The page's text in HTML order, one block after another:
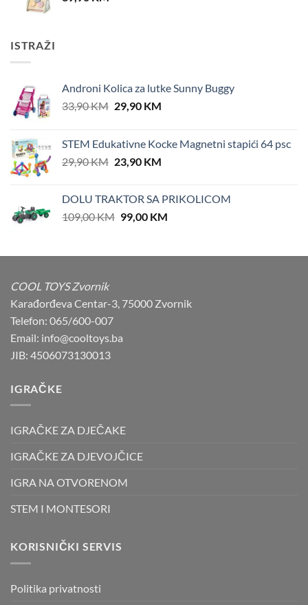
ISTRAŽI
Androni Kolica za lutke Sunny Buggy
33,90KM Original
33,90 KM.
29,90 KMCurrent
29,90 KM.
STEM Edukativne Kocke Magnetni stapići 64 psc
29,90KM Original
29,90 KM.
23,90 KMCurrent
23,90 KM.
DOLU TRAKTOR SA PRIKOLICOM
109,00KM Original
109,00 KM.
99,00 KMCurrent
99,00 KM.
COOL TOYS Zvornik
Karađorđeva Centar-3, 75000 Zvornik
Telefon: 065/600-007
Email: info@cooltoys.ba
JIB: 4506073130013
IGRAČKE
IGRAČKE ZA DJEČAKE
IGRAČKE ZA DJEVOJČICE
IGRA NA OTVORENOM
STEM I MONTESORI
KORISNIČKI SERVIS
Politika privatnosti